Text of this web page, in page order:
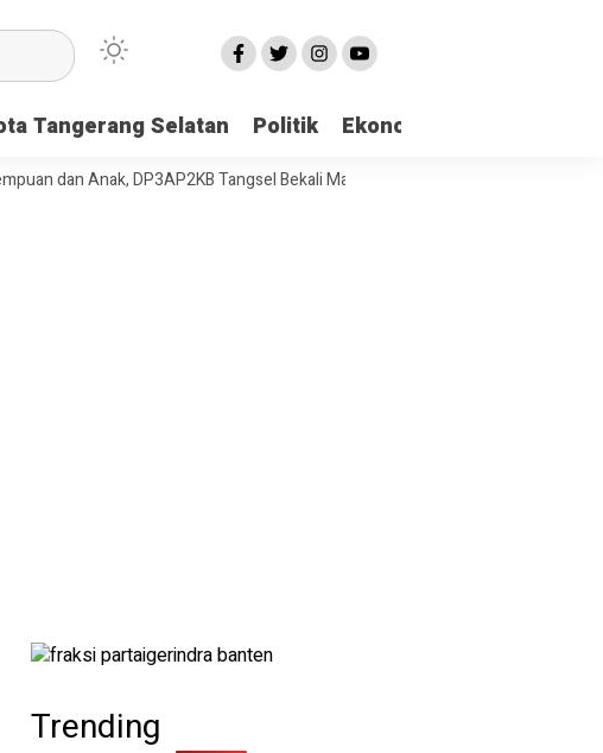
Tangerang Selatan Politik Ekonomi
Anak, DP3AP2KB Tangsel Bekali Masyarakat Manajemen Stres dan
Trending